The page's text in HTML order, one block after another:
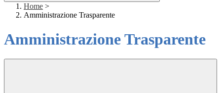
Home >
Amministrazione Trasparente
Amministrazione Trasparente